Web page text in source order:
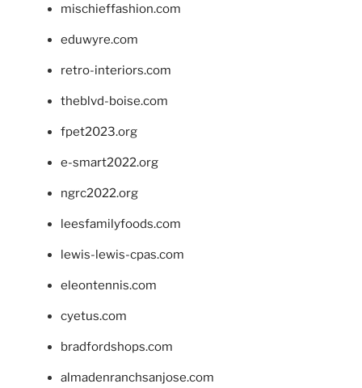
mischieffashion.com
eduwyre.com
retro-interiors.com
theblvd-boise.com
fpet2023.org
e-smart2022.org
ngrc2022.org
leesfamilyfoods.com
lewis-lewis-cpas.com
eleontennis.com
cyetus.com
bradfordshops.com
almadenranchsanjose.com